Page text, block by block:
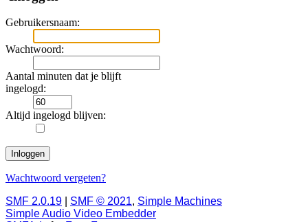
Gebruikersnaam:
Wachtwoord:
Aantal minuten dat je blijft
ingelogd:
Altijd ingelogd blijven:
Wachtwoord vergeten?
SMF 2.0.19
SMF © 2021, Simple Machines
Simple Audio Video Embedder